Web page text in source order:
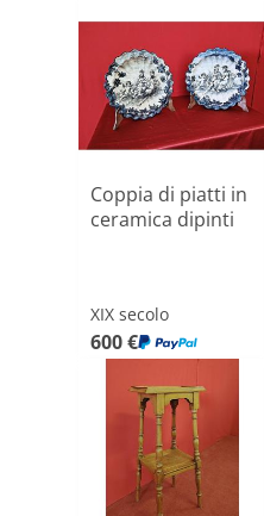
Coppia di piatti in
ceramica dipinti
XIX secolo
600 €